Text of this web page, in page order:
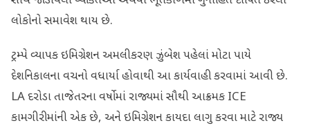
લોકોનો સમાવેશ થાય છે.
ટ્રમ્પે વ્યાપક ઇમિગ્રેશન અમલીકરણ ઝુંબેશ પહેલાં મોટા પાયે
દેશનિકાલના વચનો વધાર્યા હોવાથી આ કાર્યવાહી કરવામાં આવી છે.
LA દરોડા તાજેતરના વર્ષોમાં રાજ્યમાં સૌથી આક્રમક ICE
કામગીરીમાંની એક છે, અને ઇમિગ્રેશન કાયદા લાગુ કરવા માટે રાજ્ય